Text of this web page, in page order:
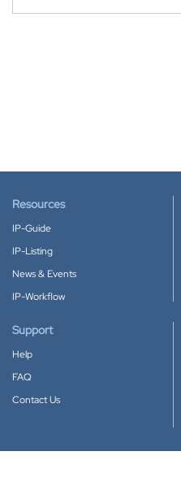
Resources
IP-Guide
IP-Listing
News & Events
IP-Workflow
Support
Help
FAQ
Contact Us